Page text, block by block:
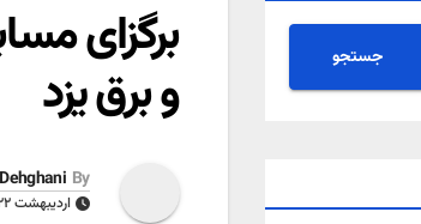
جستجو
برگزای
و برق یزد
By
Dehghani
اردیبهشت ۲۲, ۱۴۰۳